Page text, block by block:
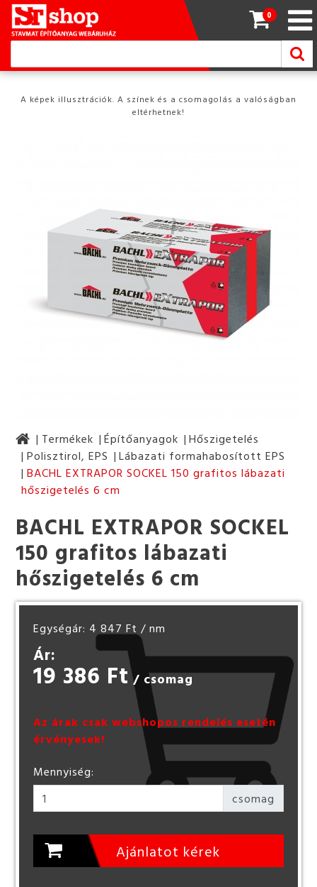
0
A képek illusztrációk. A színek és a csomagolás a valóságban
eltérhetnek!
Termékek Építőanyagok
Hőszigetelés
Polisztirol, EPS
Lábazati formahabosított EPS
BACHL EXTRAPOR SOCKEL 150 grafitos lábazati
hőszigetelés 6 cm
BACHL EXTRAPOR SOCKEL
150 grafitos lábazati
hőszigetelés 6 cm
Egységár: 4 847 Ft / nm
Ár:
19 386 Ft / csomag
Az árak csak webshopos rendelés esetén
érvényesek!
Mennyiség:
csomag
Ajánlatot kérek